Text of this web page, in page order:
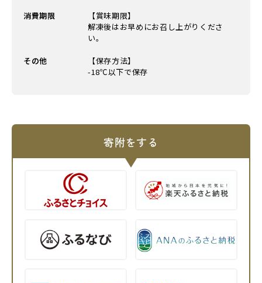
消費期限
【賞味期限】
解凍後はお早めにお召し上がりくださ
い。
その他
【保存方法】
-18℃以下で保存
寄附をする